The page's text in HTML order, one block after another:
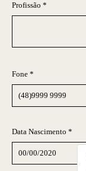
Profissão *
Fone *
Data Nascimento *